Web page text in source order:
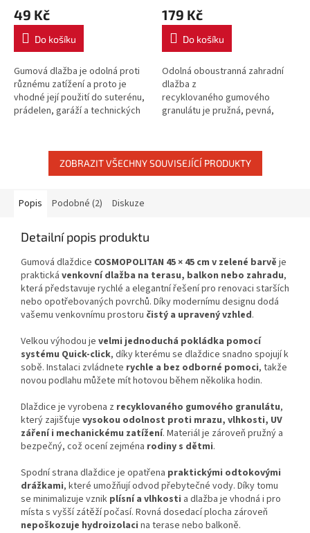
49 Kč
Do košíku
Gumová dlažba je odolná proti
různému zatížení a proto je
vhodné její použití do suterénu,
prádelen, garáží a technických
179 Kč
Do košíku
Odolná oboustranná zahradní
dlažba z
recyklovaného gumového
granulátu je pružná, pevná,
1 ks dlaždice.
ZOBRAZIT VŠECHNY SOUVISEJÍCÍ PRODUKTY
Popis Podobné (2) Diskuze
Detailní popis produktu
Gumová dlaždice COSMOPOLITAN 45 × 45 cm v zelené barvě je
praktická venkovní dlažba na terasu, balkon nebo zahradu,
která představuje rychlé a elegantní řešení pro renovaci starších
nebo opotřebovaných povrchů. Díky modernímu designu dodá
vašemu venkovnímu prostoru čistý a upravený vzhled.
Velkou výhodou je velmi jednoduchá pokládka pomocí
systému Quick-click, díky kterému se dlaždice snadno spojují k
sobě. Instalaci zvládnete rychle a bez odborné pomoci, takže
novou podlahu můžete mít hotovou během několika hodin.
Dlaždice je vyrobena z recyklovaného gumového granulátu,
který zajišťuje vysokou odolnost proti mrazu, vlhkosti, UV
záření i mechanickému zatížení. Materiál je zároveň pružný a
bezpečný, což ocení zejména rodiny s dětmi.
Spodní strana dlaždice je opatřena praktickými odtokovými
drážkami, které umožňují odvod přebytečné vody. Díky tomu
se minimalizuje vznik plísní a vlhkosti a dlažba je vhodná i pro
místa s vyšší zátěží počasí. Rovná dosedací plocha zároveň
nepoškozuje hydroizolaci na terase nebo balkoně.